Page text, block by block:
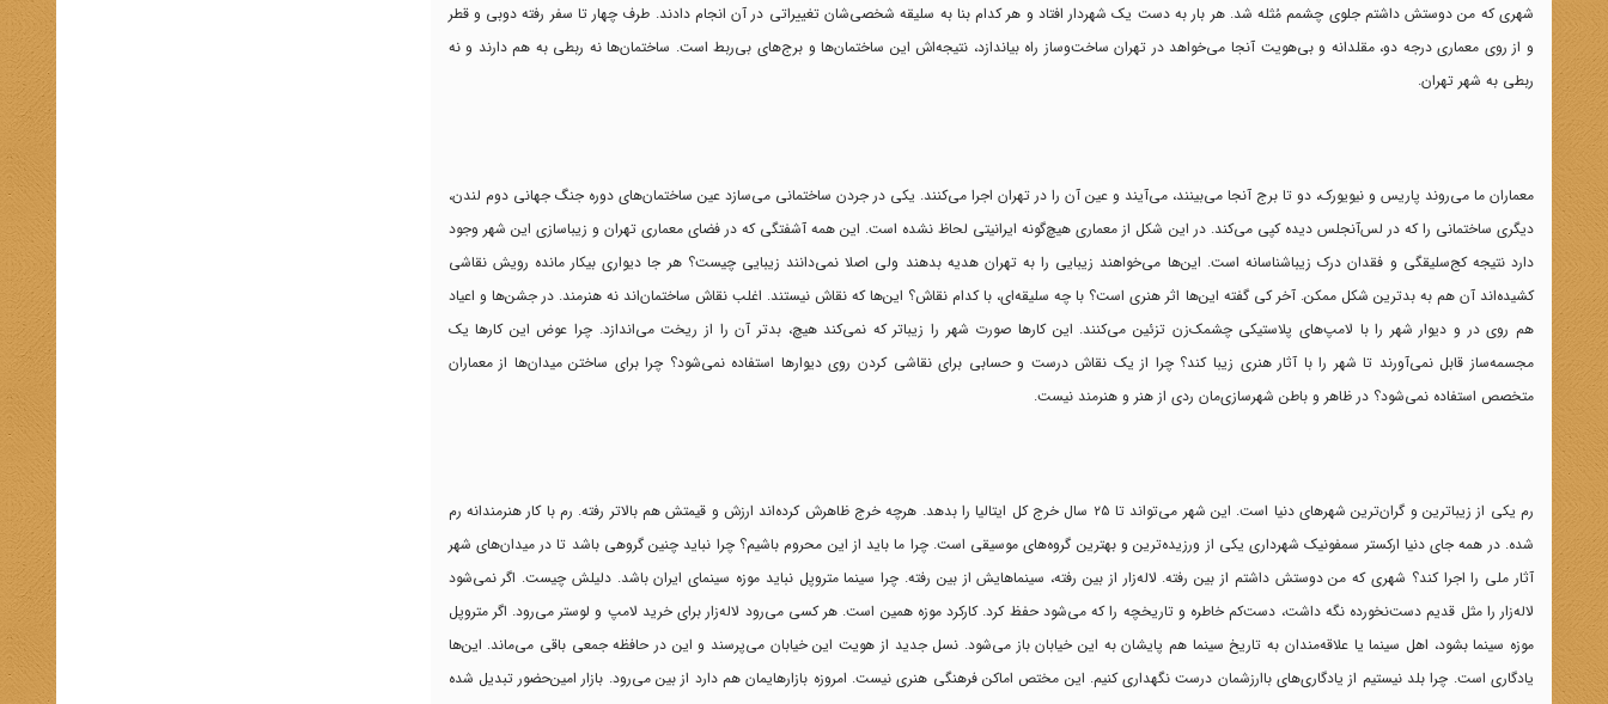
شهری که من دوستش داشتم جلوی چشمم مُثله شد. هر بار به دست یک شهردار افتاد و هر کدام بنا به سلیقه شخصی‌شان تغییراتی در آن انجام دادند. طرف چهار تا سفر رفته دوبی و قطر
و از روی معماری درجه دو، مقلدانه و بی‌هویت آنجا می‌خواهد در تهران ساخت‌وساز راه بیاندازد، نتیجه‌اش این ساختمان‌ها و برج‌های بی‌ربط است. ساختمان‌ها نه ربطی به هم دارند و نه
ربطی به شهر تهران.
معماران ما می‌روند پاریس و نیویورک، دو تا برج آنجا می‌بینند، می‌آیند و عین آن را در تهران اجرا می‌کنند. یکی در جردن ساختمانی می‌سازد عین ساختمان‌های دوره جنگ جهانی دوم لندن،
دیگری ساختمانی را که در لس‌آنجلس دیده کپی می‌کند. در این شکل از معماری هیچ‌گونه ایرانیتی لحاظ نشده است. این همه آشفتگی که در فضای معماری تهران و زیباسازی این شهر وجود
دارد نتیجه کج‌سلیقگی و فقدان درک زیبا‌شناسانه است. این‌ها می‌خواهند زیبایی را به تهران هدیه بدهند ولی اصلا نمی‌دانند زیبایی چیست؟ هر جا دیواری بیکار مانده رویش نقاشی
کشیده‌اند آن هم به بد‌ترین شکل ممکن. آخر کی گفته این‌ها اثر هنری است؟ با چه سلیقه‌ای، با کدام نقاش؟ این‌ها که نقاش نیستند. اغلب نقاش ساختمان‌اند نه هنرمند. در جشن‌ها و اعیاد
هم روی در و دیوار شهر را با لامپ‌های پلاستیکی چشمک‌زن تزئین می‌کنند. این کار‌ها صورت شهر را زیبا‌تر که نمی‌کند هیچ، بد‌تر آن را از ریخت می‌اندازد. چرا عوض این ‌کار‌ها یک
مجسمه‌ساز قابل نمی‌آورند تا شهر را با آثار هنری زیبا کند؟ چرا از یک نقاش درست و حسابی برای نقاشی کردن روی دیوار‌ها استفاده نمی‌شود؟ چرا برای ساختن میدان‌ها از معماران
متخصص استفاده نمی‌شود؟ در ظاهر و باطن شهرسازی‌مان ردی از هنر و هنرمند نیست.
رم یکی از زیبا‌ترین و گران‌ترین شهرهای دنیا است. این شهر می‌تواند تا ۲۵ سال خرج کل ایتالیا را بدهد. هرچه خرج ظاهرش کرده‌اند ارزش و قیمتش هم بالا‌تر رفته. رم با کار هنرمندانه رم
شده. در همه جای دنیا ارکستر سمفونیک شهرداری یکی از ورزیده‌ترین و بهترین گروه‌های موسیقی است. چرا ما باید از این محروم باشیم؟ چرا نباید چنین گروهی باشد تا در میدان‌های شهر
آثار ملی را اجرا کند؟ شهری که من دوستش داشتم از بین رفته. لاله‌زار از بین رفته، سینما‌هایش از بین رفته. چرا سینما متروپل نباید موزه سینمای ایران باشد. دلیلش چیست. اگر نمی‌شود
لاله‌زار را مثل قدیم دست‌نخورده نگه داشت، دست‌کم خاطره و تاریخچه را که می‌شود حفظ کرد. کارکرد موزه همین است. هر کسی می‌رود لاله‌زار برای خرید لامپ و لوستر می‌رود. اگر متروپل
موزه سینما بشود، ‌اهل سینما یا علاقه‌مندان به تاریخ سینما هم پایشان به این خیابان باز می‌شود. نسل جدید از هویت این خیابان می‌پرسند و این در حافظه جمعی باقی می‌ماند. این‌ها
یادگاری است. چرا بلد نیستیم از یادگاری‌های باارزشمان درست نگهداری کنیم. این مختص اماکن فرهنگی هنری نیست. امروزه بازار‌هایمان هم دارد از بین می‌رود. بازار امین‌حضور تبدیل شده